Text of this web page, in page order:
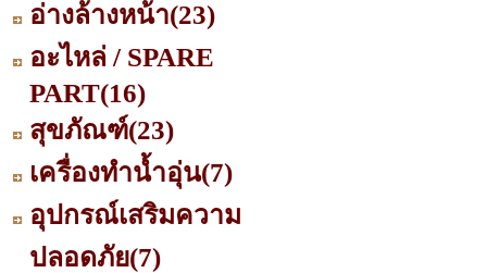
อ่างล้างหน้า(23)
อะไหล่ / SPARE
PART(16)
สุขภัณฑ์(23)
เครื่องทำน้ำอุ่น(7)
อุปกรณ์เสริมความ
ปลอดภัย(7)